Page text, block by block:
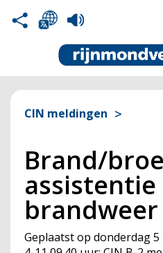
CIN meldingen
Brand/
assistentie
brandweer
Geplaatst op donderdag 5